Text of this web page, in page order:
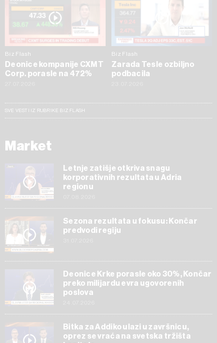
Biz Flash
Deonice kompanije CXMT
Corp. porasle na 472%
Biz Flash
Zarada Tesle ozbiljno
podbacila
SVE VESTI IZ RUBRIKE BIZ FLASH
Market
Letnje zatišje otkriva snagu
korporativnih rezultata u Adria
regionu
Sezona rezultata u fokusu: Končar
predvodi regiju
Deonice Krke porasle oko 30%, Končar
preko milijardu evra ugovorenih
poslova
Bitka za Addiko ulazi u završnicu,
oprez se vraća na svetska tržišta